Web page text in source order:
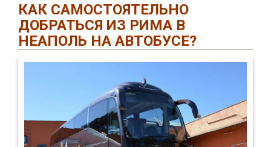
КАК САМОСТОЯТЕЛЬНО
ДОБРАТЬСЯ ИЗ РИМА В
НЕАПОЛЬ НА АВТОБУСЕ?